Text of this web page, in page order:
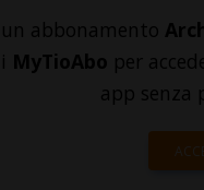
abbonamento
MyTioAbo per
app senza